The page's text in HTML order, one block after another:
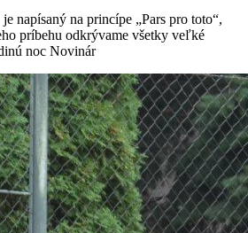
napísaný na princípe „Pars pro toto“,
príbehu odkrývame všetky veľké
noc Novinár